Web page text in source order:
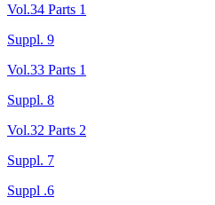
Vol.34 Parts 1
Suppl. 9
Vol.33 Parts 1
Suppl. 8
Vol.32 Parts 2
Suppl. 7
Suppl .6